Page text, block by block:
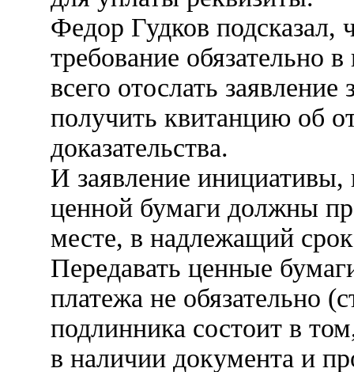
Федор Гудков подсказал,
требование обязательно
всего отослать
получить квитанцию об
доказательства.
И заявление
ценной бумаги должны
месте, в надлежащий
Передавать ценные
платежа не обязательно
подлинника состоит в
в наличии документа и